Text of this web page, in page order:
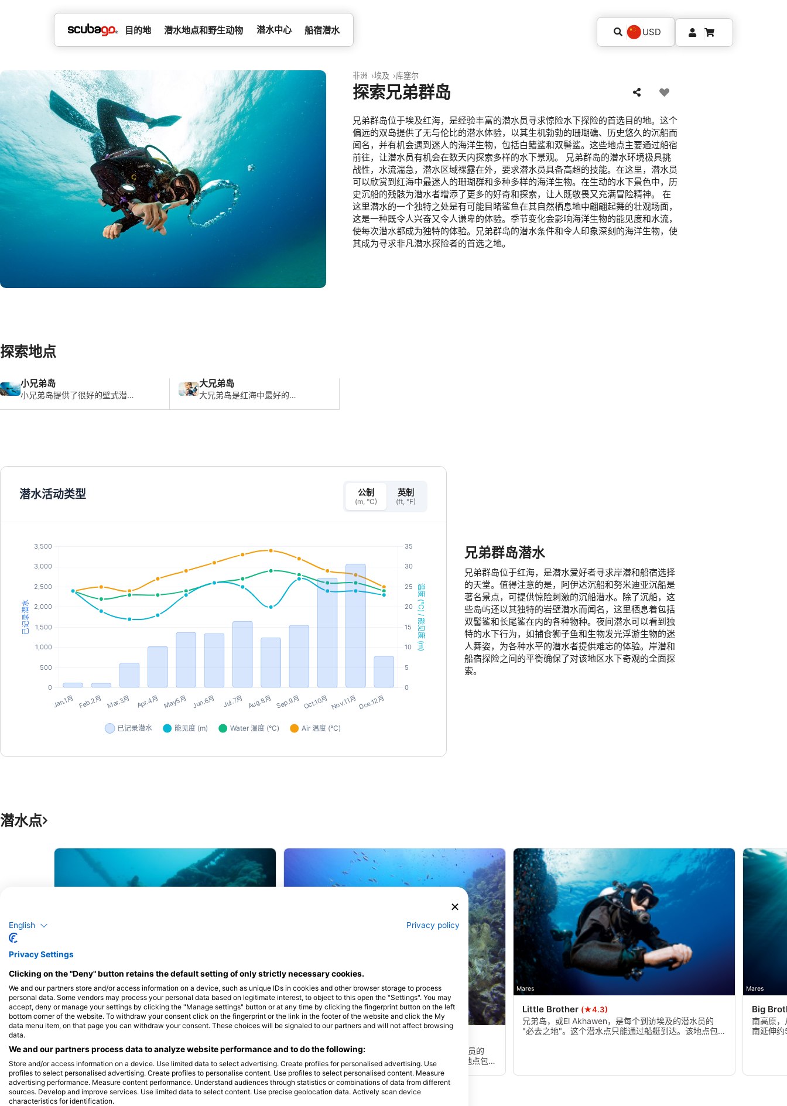
目的地 潜水地点和野生动物 潜水中心 船宿潜水 USD
非洲 埃及 库塞尔
探索兄弟群岛
兄弟群岛位于埃及红海，是经验丰富的潜水员寻求惊险水下探险的首选目的地。这个
偏远的双岛提供了无与伦比的潜水体验，以其生机勃勃的珊瑚礁、历史悠久的沉船而
闻名，并有机会遇到迷人的海洋生物，包括白鳍鲨和双髻鲨。这些地点主要通过船宿
前往，让潜水员有机会在数天内探索多样的水下景观。 兄弟群岛的潜水环境极具挑
战性，水流湍急，潜水区域裸露在外，要求潜水员具备高超的技能。在这里，潜水员
可以欣赏到红海中最迷人的珊瑚群和多种多样的海洋生物。在生动的水下景色中，历
史沉船的残骸为潜水者增添了更多的好奇和探索，让人既敬畏又充满冒险精神。 在
这里潜水的一个独特之处是有可能目睹鲨鱼在其自然栖息地中翩翩起舞的壮观场面，
这是一种既令人兴奋又令人谦卑的体验。季节变化会影响海洋生物的能见度和水流，
使每次潜水都成为独特的体验。兄弟群岛的潜水条件和令人印象深刻的海洋生物，使
其成为寻求非凡潜水探险者的首选之地。
探索地点
小兄弟岛
小兄弟岛提供了很好的壁式潜
大兄弟岛
大兄弟岛是红海中最好的潜
潜水活动类型 公制
(m, °C)
英制
(ft, °F)
兄弟群岛潜水
兄弟群岛位于红海，是潜水爱好者寻求岸潜和船宿选择
的天堂。值得注意的是，阿伊达沉船和努米迪亚沉船是
著名景点，可提供惊险刺激的沉船潜水。除了沉船，这
些岛屿还以其独特的岩壁潜水而闻名，这里栖息着包括
双髻鲨和长尾鲨在内的各种物种。夜间潜水可以看到独
特的水下行为，如捕食狮子鱼和生物发光浮游生物的迷
人舞姿，为各种水平的潜水者提供难忘的体验。岸潜和
船宿探险之间的平衡确保了对该地区水下奇观的全面探
索。
潜水点
Hans E. (#3545391)
Big Brother(★4.3)
在整个潜水过程中会不断变化，因此要注意这一点。漂
流潜水和深潜经验必不可少。确保每次潜水都携带
SMB。
SSI Service Center Egypt, 84517 Hurghada
兄弟岛，或El Akhawen，是每个到访埃及的潜水员的
"必去之地"。这个潜水点只能通过船艇到达。该地点包含
两个岛，小岛和大岛。这是一个比较高级的潜水，因为
它可能会有很强的水流和很深的落差，有很多鲨鱼的踪
迹。
Mares
Little Brother (★4.3)
兄弟岛，或El Akhawen，是每个到访埃及的潜水员的
"必去之地"。这个潜水点只能通过船艇到达。该地点包含
Mares
Big
南高原
南延伸
English Privacy policy
Privacy Settings
Clicking on the "Deny" button retains the default setting of only strictly necessary cookies.
We and our partners store and/or access information on a device, such as unique IDs in cookies and other browser storage to process
personal data. Some vendors may process your personal data based on legitimate interest, to object to this open the "Settings". You may
accept, deny or manage your settings by clicking the "Manage settings" button or at any time by clicking the fingerprint button on the left
bottom corner of the website. To withdraw your consent click on the fingerprint or the link in the footer of the website and click the My
data menu item, on that page you can withdraw your consent. These choices will be signaled to our partners and will not affect browsing
data.
We and our partners process data to analyze website performance and to do the following:
Store and/or access information on a device. Use limited data to select advertising. Create profiles for personalised advertising. Use
profiles to select personalised advertising. Create profiles to personalise content. Use profiles to select personalised content. Measure
advertising performance. Measure content performance. Understand audiences through statistics or combinations of data from different
sources. Develop and improve services. Use limited data to select content. Use precise geolocation data. Actively scan device
characteristics for identification.